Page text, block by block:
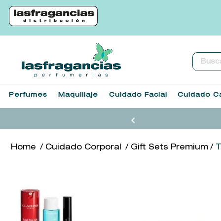
Perfumes Maquillaje Cuidado Facial Cuidado
Cuidado Corporal Gift Sets Premium